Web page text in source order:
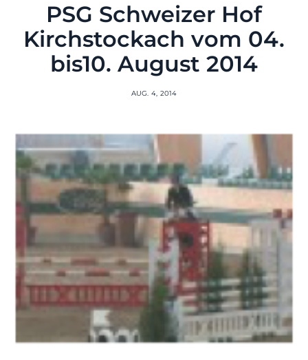
PSG Schweizer Hof
Kirchstockach vom 04.
bis10. August 2014
AUG. 4, 2014